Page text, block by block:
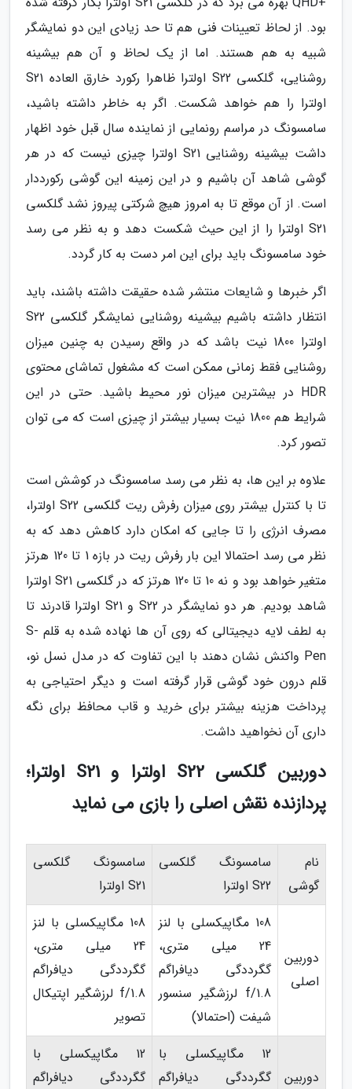
بود. از لحاظ تعیینات فنی هم تا حد زیادی این دو نمایشگر
شبیه به هم هستند. اما از یک لحاظ و آن هم بیشینه
روشنایی، گلکسی S22 اولترا ظاهرا رکورد خارق العاده S21
اولترا را هم خواهد شکست. اگر به خاطر داشته باشید،
سامسونگ در مراسم رونمایی از نماینده سال قبل خود اظهار
داشت بیشینه روشنایی S21 اولترا چیزی نیست که در هر
گوشی شاهد آن باشیم و در این زمینه این گوشی رکورددار
است. از آن موقع تا به امروز هیچ شرکتی پیروز نشد گلکسی
S21 اولترا را از این حیث شکست دهد و به نظر می رسد
خود سامسونگ باید برای این امر دست به کار گردد.
اگر خبرها و شایعات منتشر شده حقیقت داشته باشند، باید
انتظار داشته باشیم بیشینه روشنایی نمایشگر گلکسی S22
اولترا 1800 نیت باشد که در واقع رسیدن به چنین میزان
روشنایی فقط زمانی ممکن است که مشغول تماشای محتوی
HDR در بیشترین میزان نور محیط باشید. حتی در این
شرایط هم 1800 نیت بسیار بیشتر از چیزی است که می توان
تصور کرد.
علاوه بر این ها، به نظر می رسد سامسونگ در کوشش است
تا با کنترل بیشتر روی میزان رفرش ریت گلکسی S22 اولترا،
مصرف انرژی را تا جایی که امکان دارد کاهش دهد که به
نظر می رسد احتمالا این بار رفرش ریت در بازه 1 تا 120 هرتز
متغیر خواهد بود و نه 10 تا 120 هرتز که در گلکسی S21 اولترا
شاهد بودیم. هر دو نمایشگر در S22 و S21 اولترا قادرند تا
به لطف لایه دیجیتالی که روی آن ها نهاده شده به قلم S-
Pen واکنش نشان دهند با این تفاوت که در مدل نسل نو،
قلم درون خود گوشی قرار گرفته است و دیگر احتیاجی به
پرداخت هزینه بیشتر برای خرید و قاب محافظ برای نگه
داری آن نخواهید داشت.
دوربین گلکسی S22 اولترا و S21 اولترا؛
پردازنده نقش اصلی را بازی می نماید
نام
گوشی
سامسونگ گلکسی
S22 اولترا
سامسونگ گلکسی
S21 اولترا
دوربین
اصلی
108 مگاپیکسلی با لنز
24 میلی متری،
گگرددگی دیافراگم
f/1.8 لرزشگیر سنسور
شیفت (احتمالا)
108 مگاپیکسلی با لنز
24 میلی متری،
گگرددگی دیافراگم
f/1.8 لرزشگیر اپتیکال
تصویر
دوربین
12 مگاپیکسلی با
گگرددگی دیافراگم
12 مگاپیکسلی با
گگرددگی دیافراگم